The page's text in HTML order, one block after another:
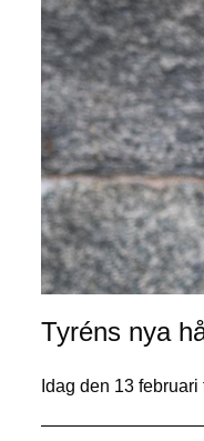
Tyréns nya
Idag den 13